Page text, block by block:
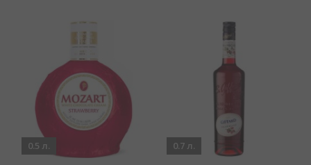
0.5 л. 0.7 л.